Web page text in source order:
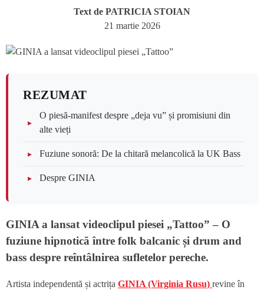
Text de PATRICIA STOIAN
21 martie 2026
REZUMAT
O piesă-manifest despre „deja vu” și promisiuni din
alte vieți
Fuziune sonoră: De la chitară melancolică la UK Bass
Despre GINIA
GINIA a lansat videoclipul piesei „Tattoo” – O
fuziune hipnotică între folk balcanic și drum and
bass despre reîntâlnirea sufletelor pereche.
Artista independentă și actrița GINIA (Virginia Rusu) revine în